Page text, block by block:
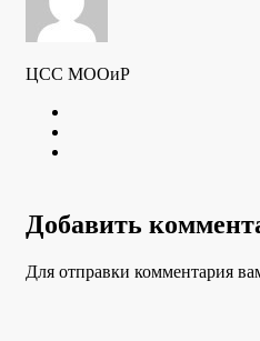
ЦСС МООиР
Добавить
Для отправки комментария